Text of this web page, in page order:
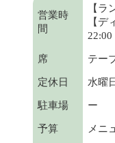
営業時
間
【ラ
【デ
22:00
席 テー
定休日 水曜
駐車場 ー
予算 メニ